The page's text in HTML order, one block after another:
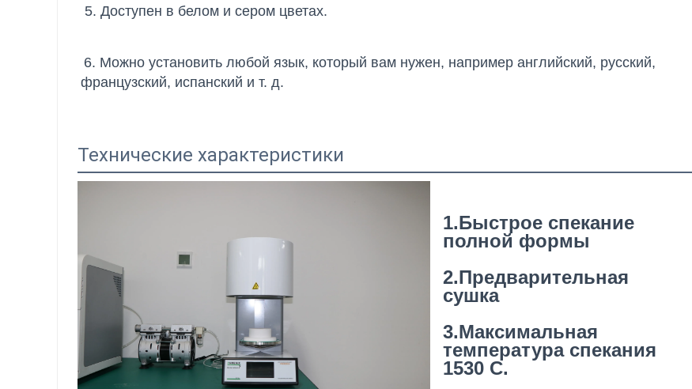
5. Доступен в белом и сером цветах.
6. Можно установить любой язык, который вам нужен, например английский, русский,
французский, испанский и т. д.
Технические характеристики
1.Быстрое спекание
полной формы
2.Предварительная
сушка
3.Максимальная
температура спекания
1530 C.